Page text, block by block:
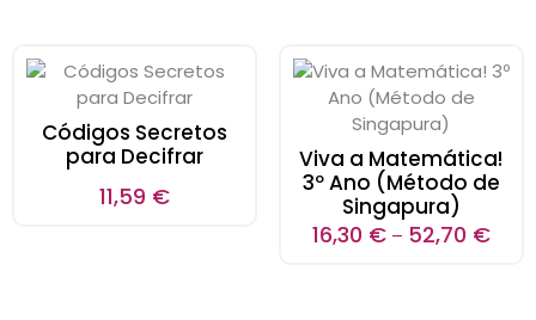
Códigos Secretos
para Decifrar
11,59 €
Viva a Matemática!
3º Ano (Método de
Singapura)
16,30 € – 52,70 €